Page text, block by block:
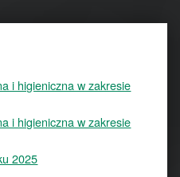
i higieniczna w zakresie
i higieniczna w zakresie
2025